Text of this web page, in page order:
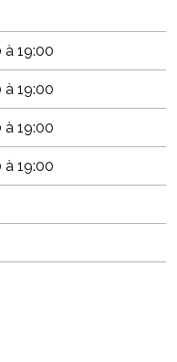
à 19:00
à 19:00
à 19:00
à 19:00